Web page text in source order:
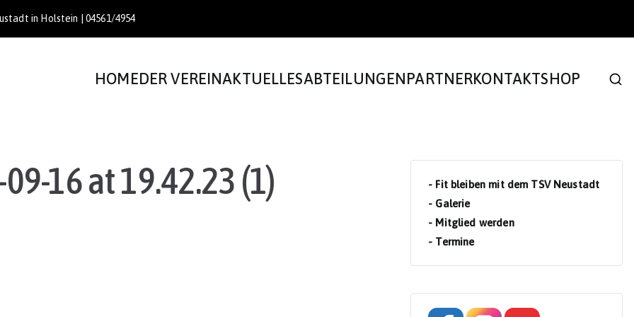
in Holstein | 04561/4954
HOMEDER VEREINAKTUELLESABTEILUNGENPARTNERKONTAKTSHOP
16 at 19.42.23 (1)
- Fit bleiben mit dem TSV Neustadt
- Galerie
- Mitglied werden
- Termine